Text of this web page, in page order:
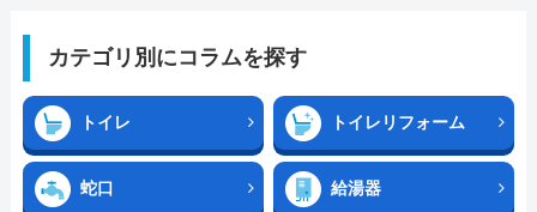
カテゴリ別にコラムを探す
トイレ トイレリフォーム
蛇口 給湯器